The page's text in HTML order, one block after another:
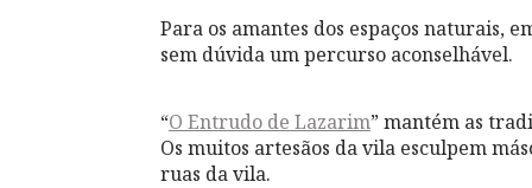
Para os amantes dos espaços naturais,
sem dúvida um percurso aconselhável.
“O Entrudo de Lazarim” mantém as
Os muitos artesãos da vila esculpem
ruas da vila.